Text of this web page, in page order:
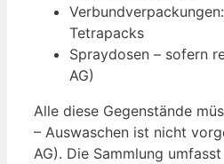
Tetrapacks
Spraydosen – sofern
AG)
Alle diese Gegenstände
– Auswaschen ist nicht
AG). Die Sammlung